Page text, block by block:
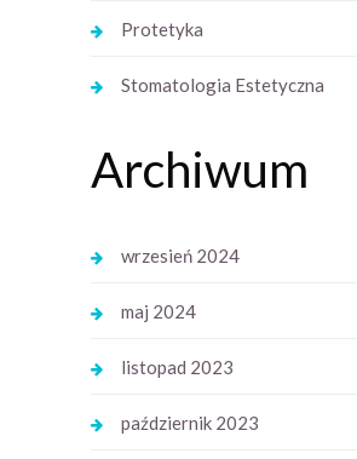
Protetyka
Stomatologia Estetyczna
Archiwum
wrzesień 2024
maj 2024
listopad 2023
październik 2023